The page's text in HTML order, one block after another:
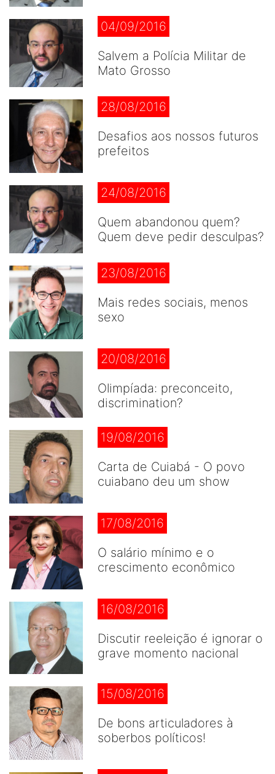
04/09/2016
Salvem a Polícia Militar de
Mato Grosso
28/08/2016
Desafios aos nossos futuros
prefeitos
24/08/2016
Quem abandonou quem?
Quem deve pedir desculpas?
23/08/2016
Mais redes sociais, menos
sexo
20/08/2016
Olimpíada: preconceito,
discrimination?
19/08/2016
Carta de Cuiabá - O povo
cuiabano deu um show
17/08/2016
O salário mínimo e o
crescimento econômico
16/08/2016
Discutir reeleição é ignorar o
grave momento nacional
15/08/2016
De bons articuladores à
soberbos políticos!